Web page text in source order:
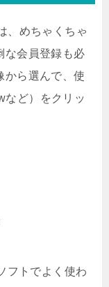
、めちゃくちゃ
な会員登録も必
から選んで、使
など）をクリッ
フトでよく使わ